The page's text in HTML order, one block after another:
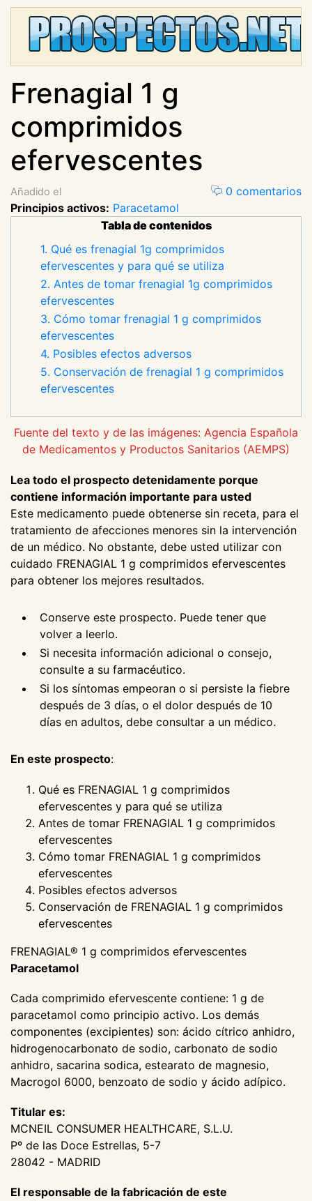
Frenagial 1 g
comprimidos
efervescentes
0 comentarios
Añadido el
Principios activos: Paracetamol
Tabla de contenidos
1. Qué es frenagial 1g comprimidos
efervescentes y para qué se utiliza
2. Antes de tomar frenagial 1g comprimidos
efervescentes
3. Cómo tomar frenagial 1 g comprimidos
efervescentes
4. Posibles efectos adversos
5. Conservación de frenagial 1 g comprimidos
efervescentes
Fuente del texto y de las imágenes: Agencia Española
de Medicamentos y Productos Sanitarios (AEMPS)
Lea todo el prospecto detenidamente porque
contiene información importante para usted
Este medicamento puede obtenerse sin receta, para el
tratamiento de afecciones menores sin la intervención
de un médico. No obstante, debe usted utilizar con
cuidado FRENAGIAL 1 g comprimidos efervescentes
para obtener los mejores resultados.
Conserve este prospecto. Puede tener que
volver a leerlo.
Si necesita información adicional o consejo,
consulte a su farmacéutico.
Si los síntomas empeoran o si persiste la fiebre
después de 3 días, o el dolor después de 10
días en adultos, debe consultar a un médico.
En este prospecto:
Qué es FRENAGIAL 1 g comprimidos
efervescentes y para qué se utiliza
Antes de tomar FRENAGIAL 1 g comprimidos
efervescentes
Cómo tomar FRENAGIAL 1 g comprimidos
efervescentes
Posibles efectos adversos
Conservación de FRENAGIAL 1 g comprimidos
efervescentes
FRENAGIAL® 1 g comprimidos efervescentes
Paracetamol
Cada comprimido efervescente contiene: 1 g de
paracetamol como principio activo. Los demás
componentes (excipientes) son: ácido cítrico anhidro,
hidrogenocarbonato de sodio, carbonato de sodio
anhidro, sacarina sodica, estearato de magnesio,
Macrogol 6000, benzoato de sodio y ácido adípico.
Titular es:
MCNEIL CONSUMER HEALTHCARE, S.L.U.
Pº de las Doce Estrellas, 5-7
28042 - MADRID
El responsable de la fabricación de este